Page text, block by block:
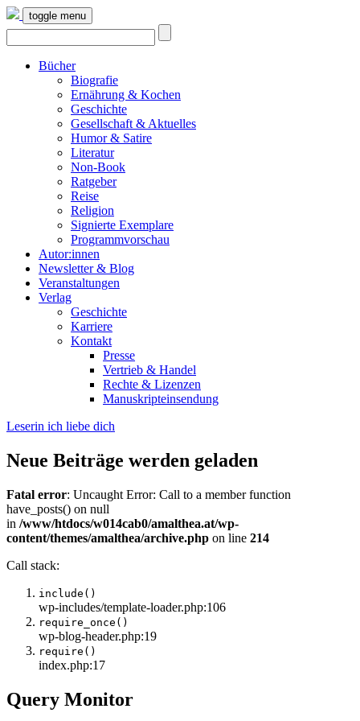
toggle menu
Bücher
Biografie
Ernährung & Kochen
Geschichte
Gesellschaft & Aktuelles
Humor & Satire
Literatur
Non-Book
Ratgeber
Reise
Religion
Signierte Exemplare
Programmvorschau
Autor:innen
Newsletter & Blog
Veranstaltungen
Verlag
Geschichte
Karriere
Kontakt
Presse
Vertrieb & Handel
Rechte & Lizenzen
Manuskripteinsendung
Leserin ich liebe dich
Neue Beiträge werden geladen
Fatal error: Uncaught Error: Call to a member function
have_posts() on null
in /www/htdocs/w014cab0/amalthea.at/wp-
content/themes/amalthea/archive.php on line 214
Call stack:
include()
wp-includes/template-loader.php:106
require_once()
wp-blog-header.php:19
require()
index.php:17
Query Monitor